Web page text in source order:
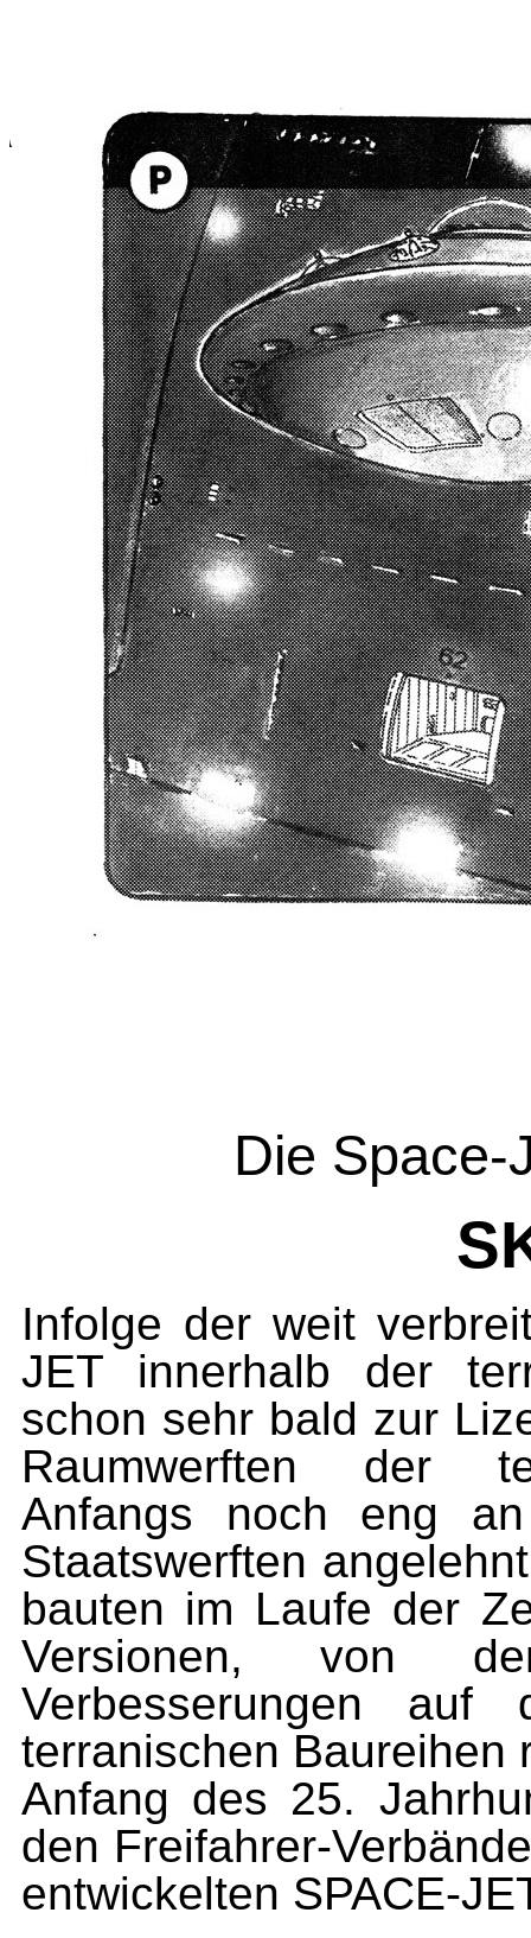
Die Space-
Infolge der weit
JET innerhalb der
schon sehr bald zur
Raumwerften der
Anfangs noch eng
Staatswerften
bauten im Laufe der
Versionen, von
Verbesserungen
terranischen Baureihen
Anfang des 25.
den Freifahrer-
entwickel­ten SPACE-